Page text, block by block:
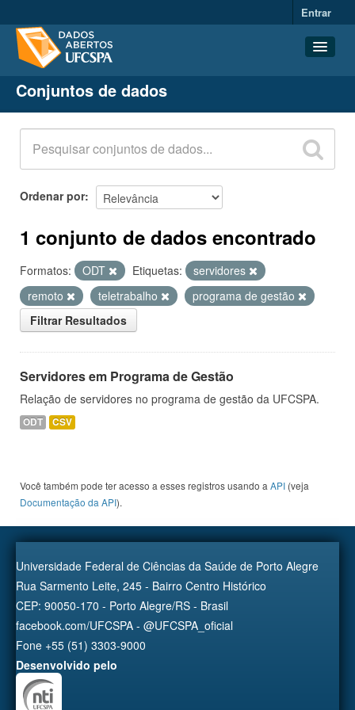
Entrar
Conjuntos de dados
Organizações
Grupos
Sobre
Conjuntos de dados
Ordenar por
1 conjunto de dados encontrado
Formatos: ODT Etiquetas:
servidores
remoto
teletrabalho
programa de gestão
Filtrar Resultados
Servidores em Programa de Gestão
Relação de servidores no programa de gestão da UFCSPA.
ODT CSV
Você também pode ter acesso a esses registros usando a API (veja
Documentação da API).
Universidade Federal de Ciências da Saúde de Porto Alegre
Rua Sarmento Leite, 245 - Bairro Centro Histórico
CEP: 90050-170 - Porto Alegre/RS - Brasil
facebook.com/UFCSPA - @UFCSPA_oficial
Fone +55 (51) 3303-9000
Desenvolvido pelo